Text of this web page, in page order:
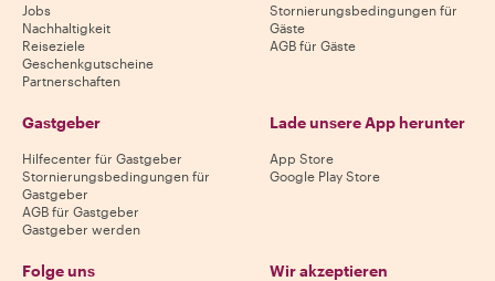
Jobs
Nachhaltigkeit
Reiseziele
Geschenkgutscheine
Partnerschaften
Stornierungsbedingungen für
Gäste
AGB für Gäste
Gastgeber
Hilfecenter für Gastgeber
Stornierungsbedingungen für
Gastgeber
AGB für Gastgeber
Gastgeber werden
Lade unsere App herunter
App Store
Google Play Store
Folge uns Wir akzeptieren